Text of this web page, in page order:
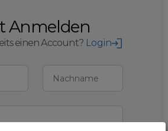
Anmelden
einen Account? Login
Nachname